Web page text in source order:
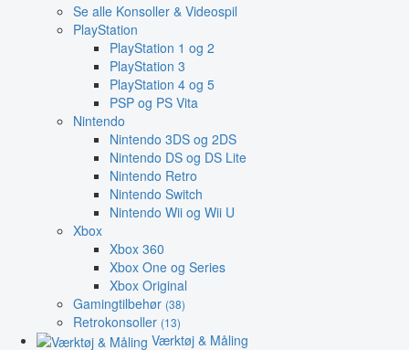
Se alle Konsoller & Videospil
PlayStation
PlayStation 1 og 2
PlayStation 3
PlayStation 4 og 5
PSP og PS Vita
Nintendo
Nintendo 3DS og 2DS
Nintendo DS og DS Lite
Nintendo Retro
Nintendo Switch
Nintendo Wii og Wii U
Xbox
Xbox 360
Xbox One og Series
Xbox Original
Gamingtilbehør (38)
Retrokonsoller (13)
Værktøj & Måling